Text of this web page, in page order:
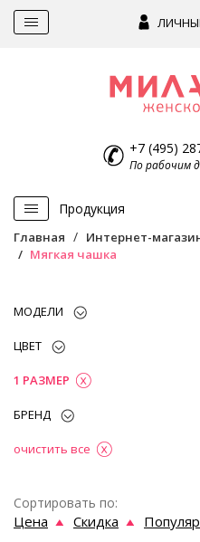
+7 (495)
По рабочим
Продукция
Главная Интернет-
Мягкая чашка
МОДЕЛИ
ЦВЕТ
1 РАЗМЕР
БРЕНД
очистить все
Сортировать по:
Цена Скидка